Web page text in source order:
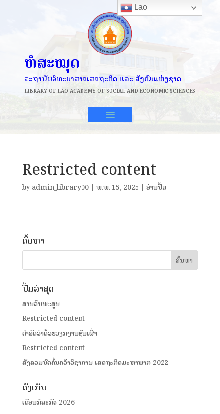
ຫໍສະໝຸດ
ສະຖາບັນວິທະຍາສາດເສດຖະກິດ ແລະ ສັງຄົມແຫ່ງຊາດ
LIBRARY OF LAO ACADEMY OF SOCIAL AND ECONOMIC SCIENCES
Restricted content
by admin_library00| ພ.ພ. 15, 2025 | ອ່ານປຶ້ມ
ຄົ້ນຫາ
ປື້ມລ່າສຸດ
ສານລຶບພະສູນ
Restricted content
ດໍາລັດວ່າດ້ວຍວຽກງານຊົນເຜົ່າ
Restricted content
ສັງລວມບົດຄົ້ນຄວ້າວິຊາການ ເສດຖະກິດມະຫາພາກ 2022
ຄັງເກັບ
ເດືອນກໍລະກົດ 2026
Lao